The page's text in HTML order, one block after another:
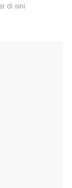
di sini